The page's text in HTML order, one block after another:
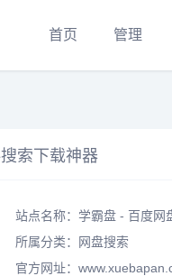
首页 管理
索下载神器
站点名称：学霸盘 - 百度网
所属分类：
网盘搜索
官方网址：